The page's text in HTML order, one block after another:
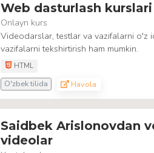
Web dasturlash kurslari
Onlayn kurs
Videodarslar, testlar va vazifalarni o'z
vazifalarni tekshirtirish ham mumkin.
HTML
O'zbek tilida Havola
Saidbek Arislonovdan
videolar